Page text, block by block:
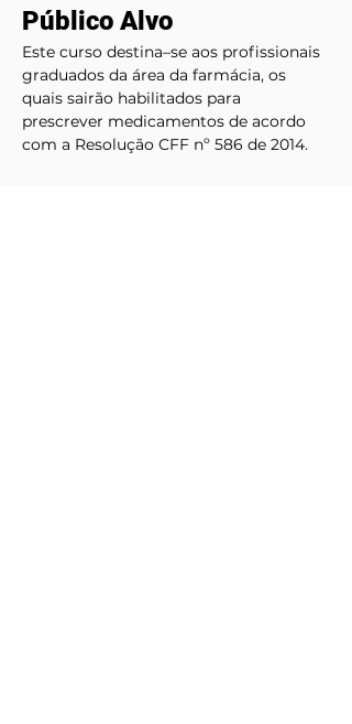
Público Alvo
Este curso destina–se aos profissionais
graduados da área da farmácia, os
quais sairão habilitados para
prescrever medicamentos de acordo
com a Resolução CFF nº 586 de 2014.